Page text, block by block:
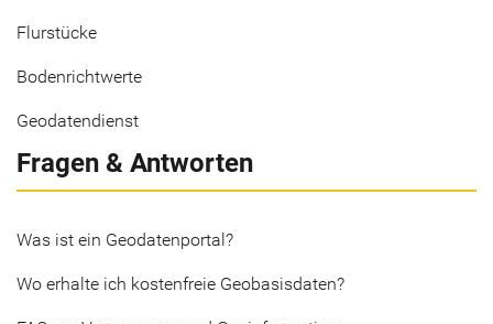
Flurstücke
Bodenrichtwerte
Geodatendienst
Fragen & Antworten
Was ist ein Geodatenportal?
Wo erhalte ich kostenfreie Geobasisdaten?